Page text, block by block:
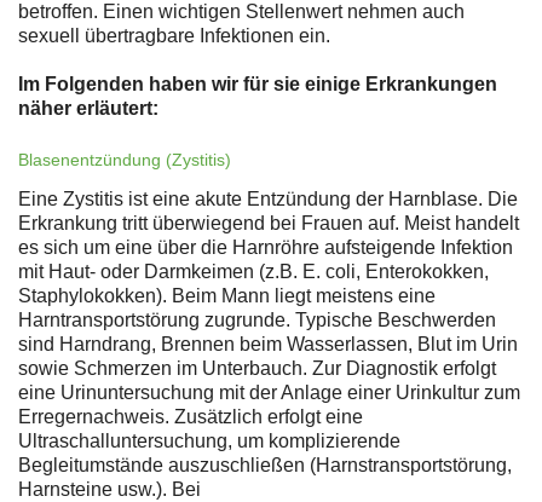
betroffen. Einen wichtigen Stellenwert nehmen auch
sexuell übertragbare Infektionen ein.
Im Folgenden haben wir für sie einige Erkrankungen
näher erläutert:
Blasenentzündung (Zystitis)
Eine Zystitis ist eine akute Entzündung der Harnblase. Die
Erkrankung tritt überwiegend bei Frauen auf. Meist handelt
es sich um eine über die Harnröhre aufsteigende Infektion
mit Haut- oder Darmkeimen (z.B. E. coli, Enterokokken,
Staphylokokken). Beim Mann liegt meistens eine
Harntransportstörung zugrunde. Typische Beschwerden
sind Harndrang, Brennen beim Wasserlassen, Blut im Urin
sowie Schmerzen im Unterbauch. Zur Diagnostik erfolgt
eine Urinuntersuchung mit der Anlage einer Urinkultur zum
Erregernachweis. Zusätzlich erfolgt eine
Ultraschalluntersuchung, um komplizierende
Begleitumstände auszuschließen (Harnstransportstörung,
Harnsteine usw.). Bei